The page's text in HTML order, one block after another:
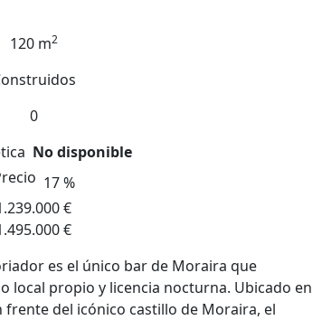
120 m2
0
No disponible
17 %
€
€
es el único bar de Moraira que
local propio y licencia nocturna. Ubicado en
frente del icónico castillo de Moraira, el